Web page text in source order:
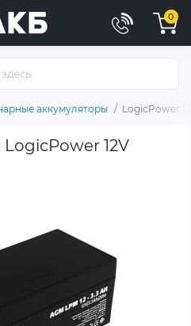
0
аккумуляторы LogicPower
12V